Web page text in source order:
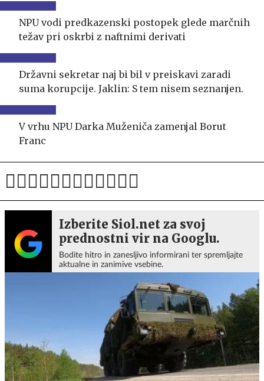
NPU vodi predkazenski postopek glede marčnih
težav pri oskrbi z naftnimi derivati
Državni sekretar naj bi bil v preiskavi zaradi
suma korupcije. Jaklin: S tem nisem seznanjen.
V vrhu NPU Darka Muženiča zamenjal Borut
Franc
Izberite Siol.net za svoj
prednostni vir na Googlu.
Bodite hitro in zanesljivo informirani ter spremljajte
aktualne in zanimive vsebine.